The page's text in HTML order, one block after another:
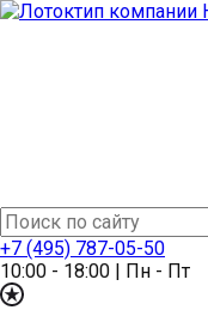
+7 (495) 787-05-50
10:00 - 18:00 | Пн - Пт